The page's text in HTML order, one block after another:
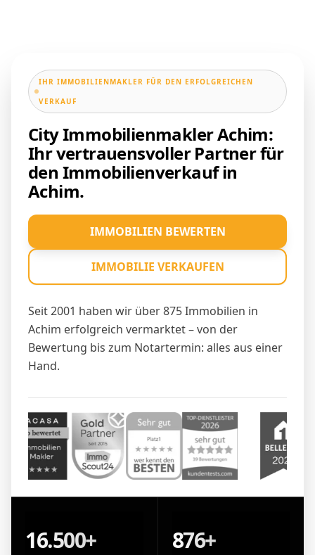
IHR IMMOBILIENMAKLER FÜR DEN ERFOLGREICHEN
VERKAUF
City Immobilienmakler Achim:
Ihr vertrauensvoller Partner für
den Immobilienverkauf in
Achim.
Seit 2001 haben wir über 875 Immobilien in
Achim erfolgreich vermarktet – von der
Bewertung bis zum Notartermin: alles aus einer
Hand.
IMMOBILIEN BEWERTEN
IMMOBILIE VERKAUFEN
16.500+ 876+